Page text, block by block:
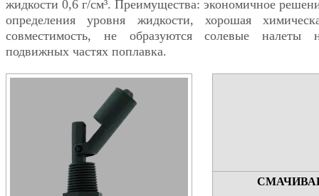
жидкости 0,6 г/см³. Преимущества: экономичное
определения уровня жидкости, хорошая
совместимость, не образуются солевые налеты
подвижных частях поплавка.